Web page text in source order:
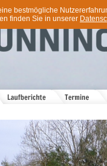
bestmögliche
finden Sie in unserer